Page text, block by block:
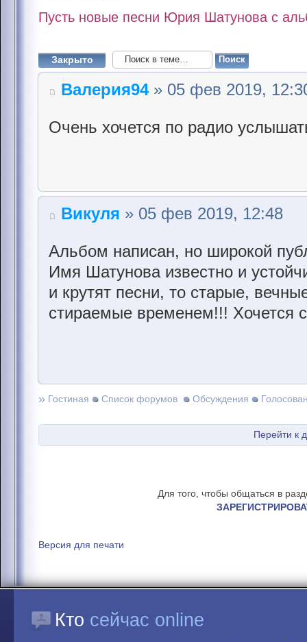
Пусть новые песни Юрия Шатунова с
Закрыто
Валерия94» 05 фев 2019,
Очень хочется по радио
Викуля » 05 фев 2019, 12:48
Альбом написан, но широкой
Имя Шатунова известно и
и крутят песни, то старые,
стираемые временем!!! Хочется
» Гостиная Список форумов Обсуждения
Перейти к
Для того, чтобы общаться в
Версия для печати
Кто сейчас online